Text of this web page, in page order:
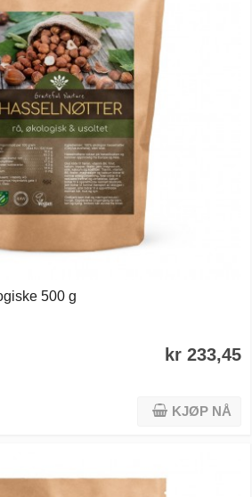
500 g
kr 233,45
KJØP NÅ